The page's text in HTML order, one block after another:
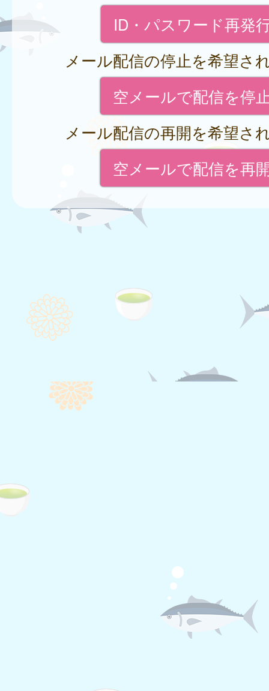
ID・パスワード再発
メール配信の停止を希望さ
空メールで配信を停
メール配信の再開を希望さ
空メールで配信を再